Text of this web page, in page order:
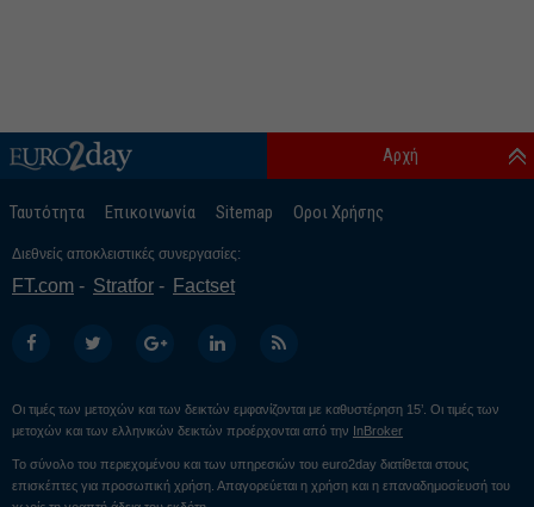
Ταυτότητα Επικοινωνία Sitemap Οροι Χρήσης
Αρχή
Διεθνείς αποκλειστικές συνεργασίες:
FT.com Stratfor Factset
Οι τιμές των μετοχών και των δεικτών εμφανίζονται με καθυστέρηση 15’. Οι τιμές των
μετοχών και των ελληνικών δεικτών προέρχονται από την InBroker
Το σύνολο του περιεχομένου και των υπηρεσιών του euro2day διατίθεται στους
επισκέπτες για προσωπική χρήση. Απαγορεύεται η χρήση και η επαναδημοσίευσή του